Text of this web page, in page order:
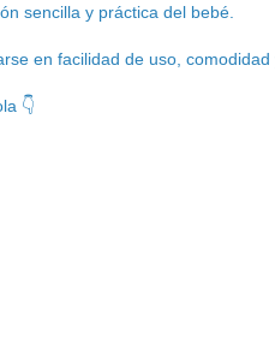
sencilla y práctica del bebé.
en facilidad de uso, comodidad
👇